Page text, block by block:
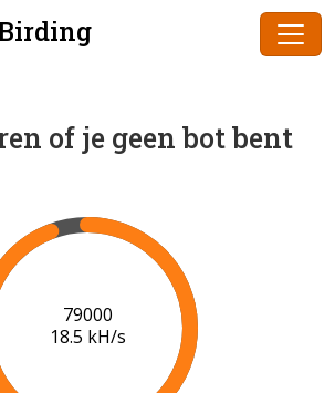
of je geen bot bent
81000
18.6 kH/s